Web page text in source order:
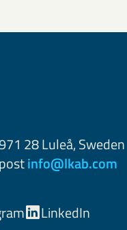
28 Luleå, Sweden
info@lkab.com
LinkedIn